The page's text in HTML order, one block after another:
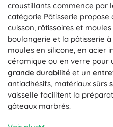
croustillants commence par
catégorie Pâtisserie propose
cuisson, rôtissoires et
boulangerie et la pâtisserie à
moules en silicone, en acier
céramique ou en verre pour
grande durabilité et un
antiadhésifs, matériaux sûrs
vaisselle facilitent la
gâteaux marbrés.
Notre sélection inclut des